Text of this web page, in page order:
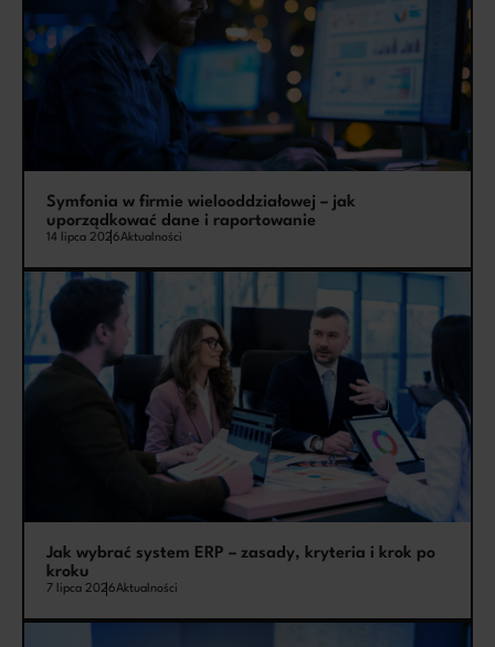
Symfonia w firmie wielooddziałowej – jak
uporządkować dane i raportowanie
14 lipca 2026Aktualności
Jak wybrać system ERP – zasady, kryteria i krok po
kroku
7 lipca 2026Aktualności